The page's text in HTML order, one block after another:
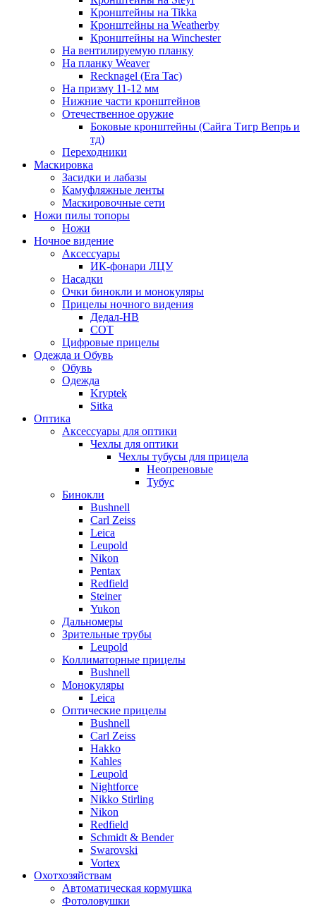
Кронштейны на Tikka
Кронштейны на Weatherby
Кронштейны на Winchester
На вентилируемую планку
На планку Weaver
Recknagel (Era Tac)
На призму 11-12 мм
Нижние части кронштейнов
Отечественное оружие
Боковые кронштейны (Сайга Тигр Вепрь и
тд)
Переходники
Маскировка
Засидки и лабазы
Камуфляжные ленты
Маскировочные сети
Ножи пилы топоры
Ножи
Ночное видение
Аксессуары
ИК-фонари ЛЦУ
Насадки
Очки бинокли и монокуляры
Прицелы ночного видения
Дедал-НВ
СОТ
Цифровые прицелы
Одежда и Обувь
Обувь
Одежда
Kryptek
Sitka
Оптика
Аксессуары для оптики
Чехлы для оптики
Чехлы тубусы для прицела
Неопреновые
Тубус
Бинокли
Bushnell
Carl Zeiss
Leica
Leupold
Nikon
Pentax
Redfield
Steiner
Yukon
Дальномеры
Зрительные трубы
Leupold
Коллиматорные прицелы
Bushnell
Монокуляры
Leica
Оптические прицелы
Bushnell
Carl Zeiss
Hakko
Kahles
Leupold
Nightforce
Nikko Stirling
Nikon
Redfield
Schmidt & Bender
Swarovski
Vortex
Охотхозяйствам
Автоматическая кормушка
Фотоловушки